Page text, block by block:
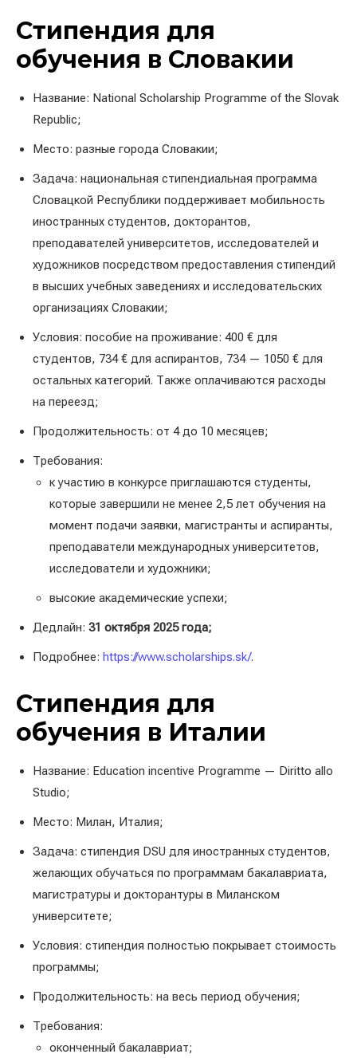
Стипендия для
обучения в Словакии
Название: National Scholarship Programme of the Slovak
Republic;
Место: разные города Словакии;
Задача: национальная стипендиальная программа
Словацкой Республики поддерживает мобильность
иностранных студентов, докторантов,
преподавателей университетов, исследователей и
художников посредством предоставления стипендий
в высших учебных заведениях и исследовательских
организациях Словакии;
Условия: пособие на проживание: 400 € для
студентов, 734 € для аспирантов, 734 — 1050 € для
остальных категорий. Также оплачиваются расходы
на переезд;
Продолжительность: от 4 до 10 месяцев;
Требования:
к участию в конкурсе приглашаются студенты,
которые завершили не менее 2,5 лет обучения на
момент подачи заявки, магистранты и аспиранты,
преподаватели международных университетов,
исследователи и художники;
высокие академические успехи;
Дедлайн: 31 октября 2025 года;
Подробнее: https://www.scholarships.sk/.
Стипендия для
обучения в Италии
Название: Education incentive Programme — Diritto allo
Studio;
Место: Милан, Италия;
Задача: стипендия DSU для иностранных студентов,
желающих обучаться по программам бакалавриата,
магистратуры и докторантуры в Миланском
университете;
Условия: стипендия полностью покрывает стоимость
программы;
Продолжительность: на весь период обучения;
Требования:
оконченный бакалавриат;